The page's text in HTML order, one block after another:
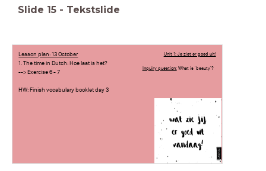
Slide 15 - Tekstslide
Lesson plan: 13 October
1. The time in Dutch: Hoe laat is het?
--> Exercise 6 - 7
HW: Finish vocabulary booklet day 3
Unit 1: Je ziet er goed uit!
Inquiry question:What is 'beauty'?